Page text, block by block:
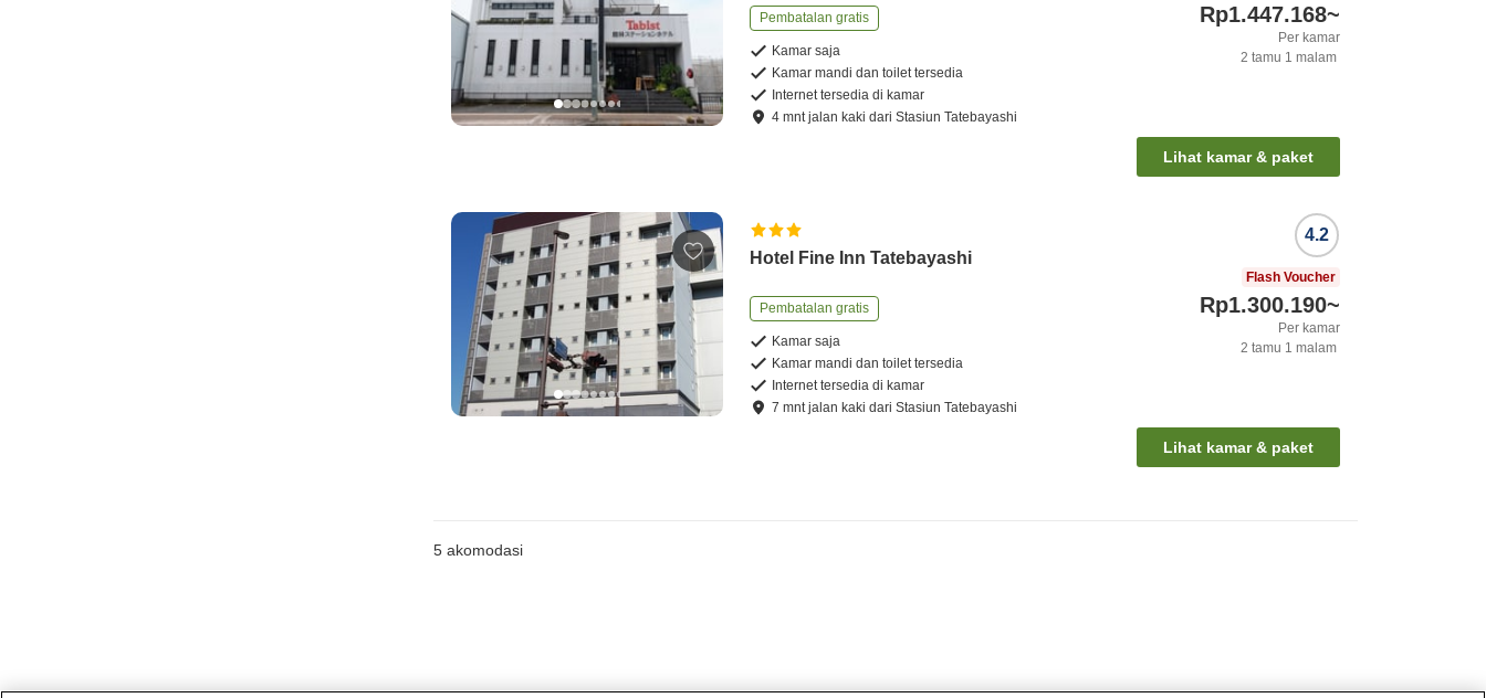
Pembatalan gratis
Kamar saja
Kamar mandi dan toilet tersedia
Internet tersedia di kamar
4 mntjalan kaki dariStasiun Tatebayashi
Rp1.447.168~
Per kamar
2 tamu 1 malam
Lihat kamar & paket
Hotel Fine Inn Tatebayashi
Pembatalan gratis
Kamar saja
Kamar mandi dan toilet tersedia
Internet tersedia di kamar
7 mntjalan kaki dariStasiun Tatebayashi
4.2
Flash Voucher
Rp1.300.190~
Per kamar
2 tamu 1 malam
Lihat kamar & paket
5 akomodasi